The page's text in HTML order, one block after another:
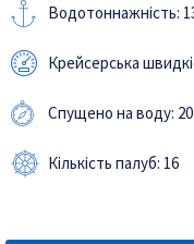
Водотоннажність:
Крейсерська
Спущено на воду:
Кількість палуб: 16